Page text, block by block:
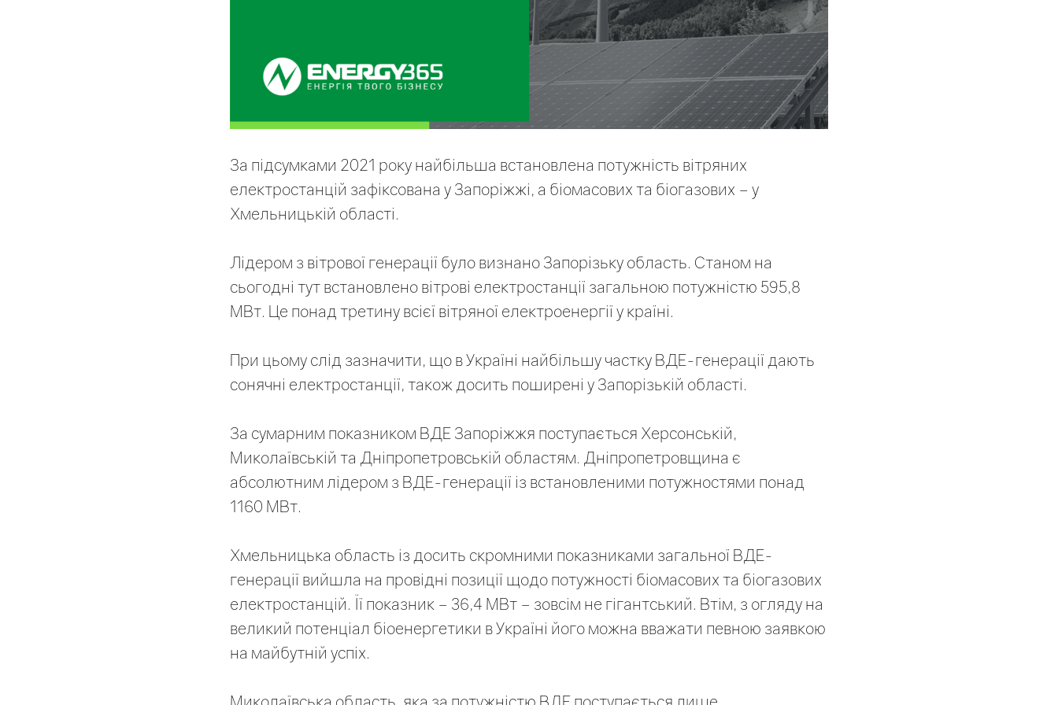
За підсумками 2021 року найбільша встановлена ​​потужність вітряних
електростанцій зафіксована у Запоріжжі, а біомасових та біогазових – у
Хмельницькій області.
Лідером з вітрової генерації було визнано Запорізьку область. Станом на
сьогодні тут встановлено вітрові електростанції загальною потужністю 595,8
МВт. Це понад третину всієї вітряної електроенергії у країні.
При цьому слід зазначити, що в Україні найбільшу частку ВДЕ-генерації дають
сонячні електростанції, також досить поширені у Запорізькій області.
За сумарним показником ВДЕ Запоріжжя поступається Херсонській,
Миколаївській та Дніпропетровській областям. Дніпропетровщина є
абсолютним лідером з ВДЕ-генерації із встановленими потужностями понад
1160 МВт.
Хмельницька область із досить скромними показниками загальної ВДЕ-
генерації вийшла на провідні позиції щодо потужності біомасових та біогазових
електростанцій. Її показник – 36,4 МВт – зовсім не гігантський. Втім, з огляду на
великий потенціал біоенергетики в Україні його можна вважати певною заявкою
на майбутній успіх.
Миколаївська область, яка за потужністю ВДЕ поступається лише